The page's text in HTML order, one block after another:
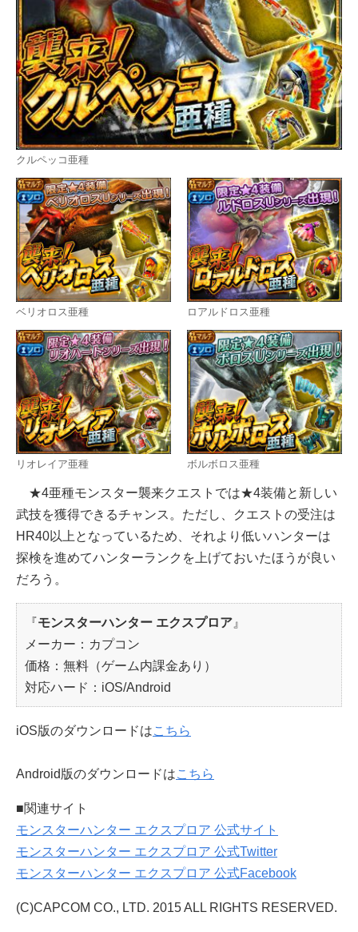
クルペッコ亜種
ベリオロス亜種 ロアルドロス亜種
リオレイア亜種 ボルボロス亜種
★4亜種モンスター襲来クエストでは★4装備と新しい
武技を獲得できるチャンス。ただし、クエストの受注は
HR40以上となっているため、それより低いハンターは
探検を進めてハンターランクを上げておいたほうが良い
だろう。
『モンスターハンター エクスプロア 』
メーカー：カプコン
価格：無料（ゲーム内課金あり）
対応ハード：iOS/Android
iOS版のダウンロードはこちら
Android版のダウンロードはこちら
■関連サイト
モンスターハンター エクスプロア 公式サイト
モンスターハンター エクスプロア 公式Twitter
モンスターハンター エクスプロア 公式Facebook
(C)CAPCOM CO., LTD. 2015 ALL RIGHTS RESERVED.